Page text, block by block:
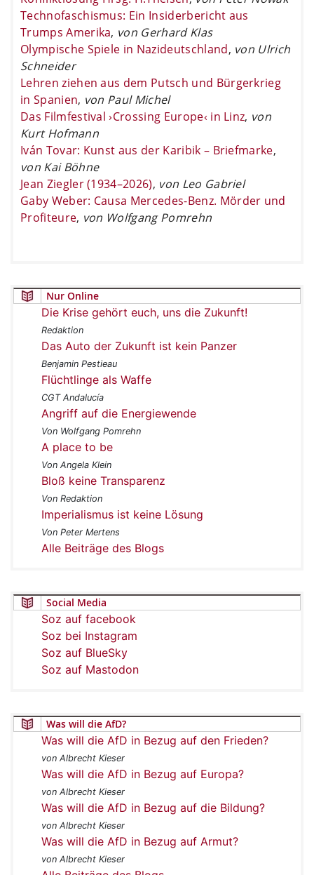
Technofaschismus: Ein Insiderbericht aus
Trumps Amerika, von Gerhard Klas
Olympische Spiele in Nazideutschland, von Ulrich
Schneider
Lehren ziehen aus dem Putsch und Bürgerkrieg
in Spanien, von Paul Michel
Das Filmfestival ›Crossing Europe‹ in Linz, von
Kurt Hofmann
Iván Tovar: Kunst aus der Karibik – Briefmarke,
von Kai Böhne
Jean Ziegler (1934–2026), von Leo Gabriel
Gaby Weber: Causa Mercedes-Benz. Mörder und
Profiteure, von Wolfgang Pomrehn
Nur Online
Die Krise gehört euch, uns die Zukunft!
Redaktion
Das Auto der Zukunft ist kein Panzer
Benjamin Pestieau
Flüchtlinge als Waffe
CGT Andalucía
Angriff auf die Energiewende
Von Wolfgang Pomrehn
A place to be
Von Angela Klein
Bloß keine Transparenz
Von Redaktion
Imperialismus ist keine Lösung
Von Peter Mertens
Alle Beiträge des Blogs
Social Media
Soz auf facebook
Soz bei Instagram
Soz auf BlueSky
Soz auf Mastodon
Was will die AfD?
Was will die AfD in Bezug auf den Frieden?
von Albrecht Kieser
Was will die AfD in Bezug auf Europa?
von Albrecht Kieser
Was will die AfD in Bezug auf die Bildung?
von Albrecht Kieser
Was will die AfD in Bezug auf Armut?
von Albrecht Kieser